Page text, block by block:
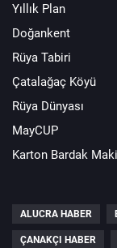
Yıllık Plan
Doğankent
Rüya Tabiri
Çatalağaç Köyü
Rüya Dünyası
MayCUP
Karton Bardak
ALUCRA HABER
ÇANAKÇI HABER